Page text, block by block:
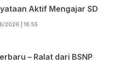
Aktif Mengajar SD
2026 | 18:55
– Ralat dari BSNP